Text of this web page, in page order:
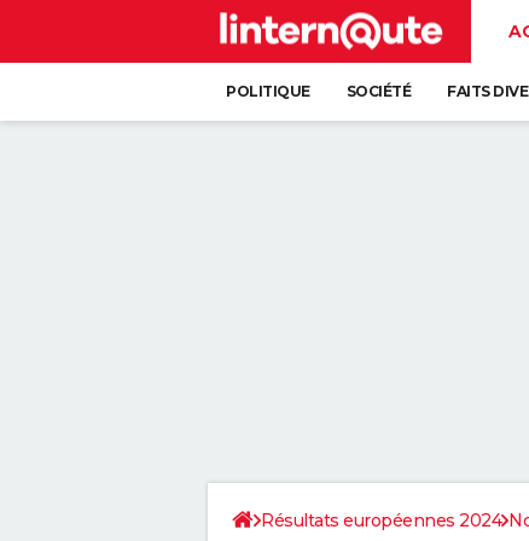
POLITIQUE SOCIÉTÉ FAITS
Résultats européennes 2024